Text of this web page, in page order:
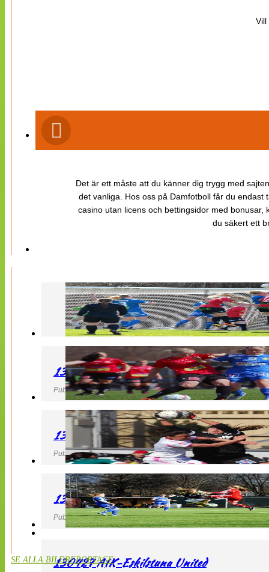
Vill
Det är ett måste att du känner dig trygg med
det vanliga. Hos oss på Damfotboll får du
casino utan licens och bettingsidor med
du säkert ett
130427 LB 07 – QBIK
Publicerad 27 April 2013, 22:40
130427 IF Limhamn Bunkeflo – QBIK
Publicerad 27 April 2013, 21:10
130427 LdB FC Malmö – Mallbackens IF
Publicerad 27 April 2013, 20:54
130427 AIK-Eskilstuna United
SE ALLA BILDREPORTAGE